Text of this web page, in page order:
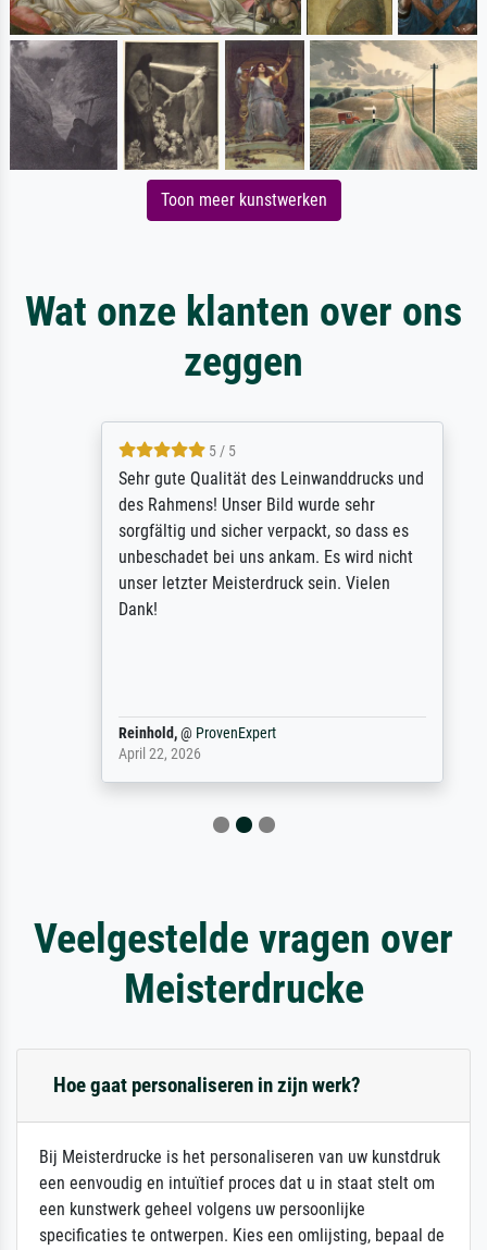
Toon meer kunstwerken
Wat onze klanten over ons
zeggen
5 / 5
Sehr gute Qualität des Leinwanddrucks und
des Rahmens! Unser Bild wurde sehr
sorgfältig und sicher verpackt, so dass es
unbeschadet bei uns ankam. Es wird nicht
unser letzter Meisterdruck sein. Vielen
Dank!
Reinhold,@ProvenExpert
April 22, 2026
Veelgestelde vragen over
Meisterdrucke
Hoe gaat personaliseren in zijn werk?
Bij Meisterdrucke is het personaliseren van uw kunstdruk
een eenvoudig en intuïtief proces dat u in staat stelt om
een kunstwerk geheel volgens uw persoonlijke
specificaties te ontwerpen. Kies een omlijsting, bepaal de